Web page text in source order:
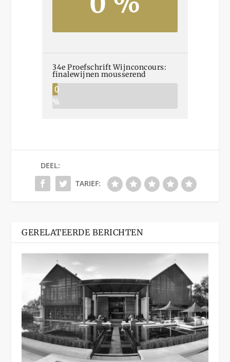
34e Proefschrift Wijnconcours:
finalewijnen mousserend
0
%
DEEL:
TARIEF:
GERELATEERDE BERICHTEN